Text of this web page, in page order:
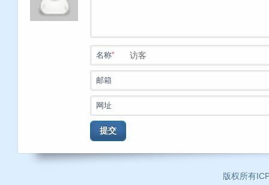
名称*
邮箱
网址
提交
版权所有